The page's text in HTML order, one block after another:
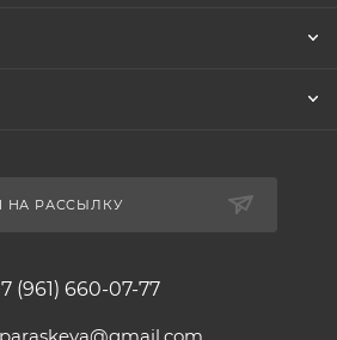
НА РАССЫЛКУ
(961) 660-07-77